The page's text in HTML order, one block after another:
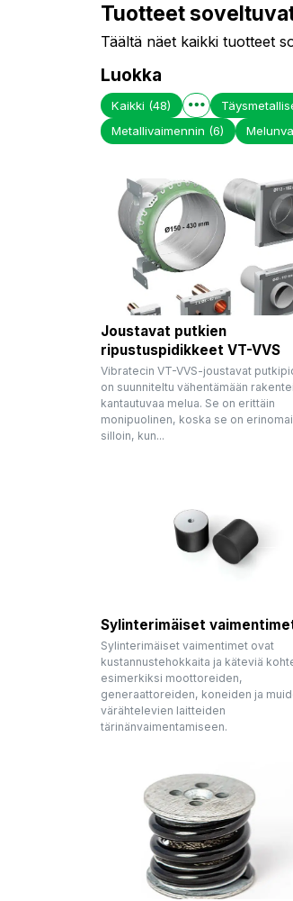
Tuotteet
Täältä näet kaikki tuotteet
Luokka
Kaikki (48)
Metallivaimennin (6)
Joustavat putkien
ripustuspidikkeet VT-VVS
Vibratecin VT-VVS-joustavat
on suunniteltu vähentämään
kantautuvaa melua. Se on erittäin
monipuolinen, koska se on
silloin, kun...
Sylinterimäiset
Sylinterimäiset vaimentimet ovat
kustannustehokkaita ja käteviä
esimerkiksi moottoreiden,
generaattoreiden, koneiden ja
värähtelevien laitteiden
tärinänvaimentamiseen.